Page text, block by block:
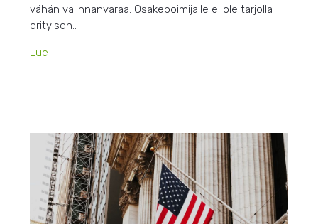
vähän valinnanvaraa. Osakepoimijalle ei ole tarjolla
erityisen..
Lue